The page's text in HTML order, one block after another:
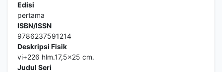
Edisi
pertama
ISBN/ISSN
9786237591214
Deskripsi Fisik
vi+226 hlm.17,5x25 cm.
Judul Seri